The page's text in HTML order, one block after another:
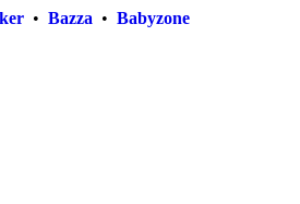
•Bazza •Babyzone